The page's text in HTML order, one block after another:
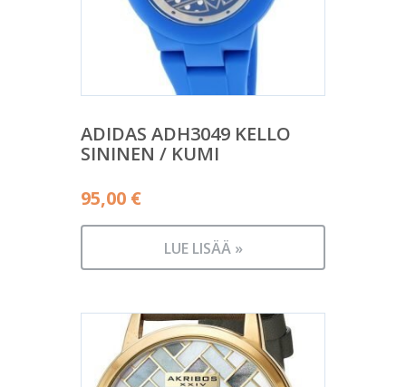
ADIDAS ADH3049 KELLO
SININEN / KUMI
95,00 €
LUE LISÄÄ »